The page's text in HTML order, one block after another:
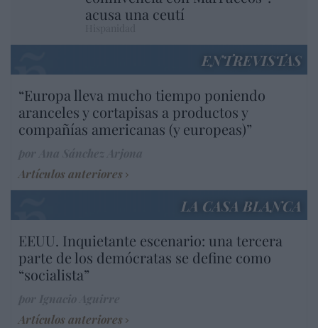
acusa una ceutí
ENTREVISTAS
“Europa lleva mucho tiempo poniendo
aranceles y cortapisas a productos y
compañías americanas (y europeas)”
Artículos anteriores
LA CASA BLANCA
EEUU. Inquietante escenario: una tercera
parte de los demócratas se define como
“socialista”
Artículos anteriores